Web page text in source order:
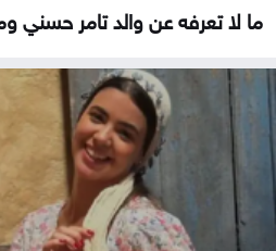
ما لا تعرفه عن والد تامر حسني